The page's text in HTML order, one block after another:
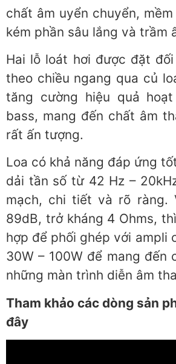
chất âm uyển chuyển,
kém phần sâu lắng và trầm
Hai lỗ loát hơi được đặt
theo chiều ngang qua củ
tăng cường hiệu quả
bass, mang đến chất âm
rất ấn tượng.
Loa có khả năng đáp ứng
dải tần số từ 42 Hz –
mạch, chi tiết và rõ ràng.
89dB, trở kháng 4 Ohms,
hợp để phối ghép với ampli
30W – 100W để mang đến
những màn trình diễn âm
Tham khảo các dòng sản
đây